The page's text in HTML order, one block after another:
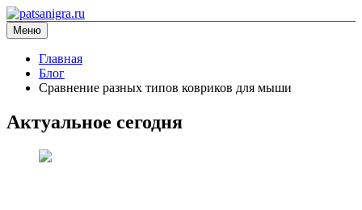
Перейти
к
содержимому
patsanigra.ru
информационный сайт
Меню
Главная
Блог
Сравнение разных типов ковриков для мыши
Актуальное сегодня